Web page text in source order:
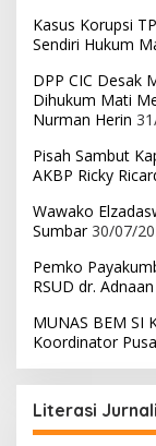
Kasus Korupsi
Sendiri Hukum
DPP CIC Desak
Dihukum Mati
Nurman Herin
Pisah Sambut
AKBP Ricky
Wawako
Sumbar 30/07/
Pemko
RSUD dr.
MUNAS BEM SI
Koordinator
Literasi